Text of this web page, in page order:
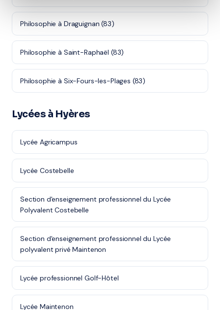
Philosophie à Draguignan (83)
Philosophie à Saint-Raphaël (83)
Philosophie à Six-Fours-les-Plages (83)
Lycées à Hyères
Lycée Agricampus
Lycée Costebelle
Section d'enseignement professionnel du Lycée
Polyvalent Costebelle
Section d'enseignement professionnel du Lycée
polyvalent privé Maintenon
Lycée professionnel Golf-Hôtel
Lycée Maintenon